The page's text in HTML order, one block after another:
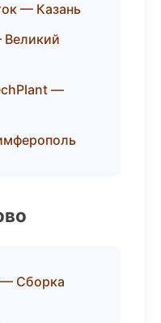
— Казань
—
Сборка